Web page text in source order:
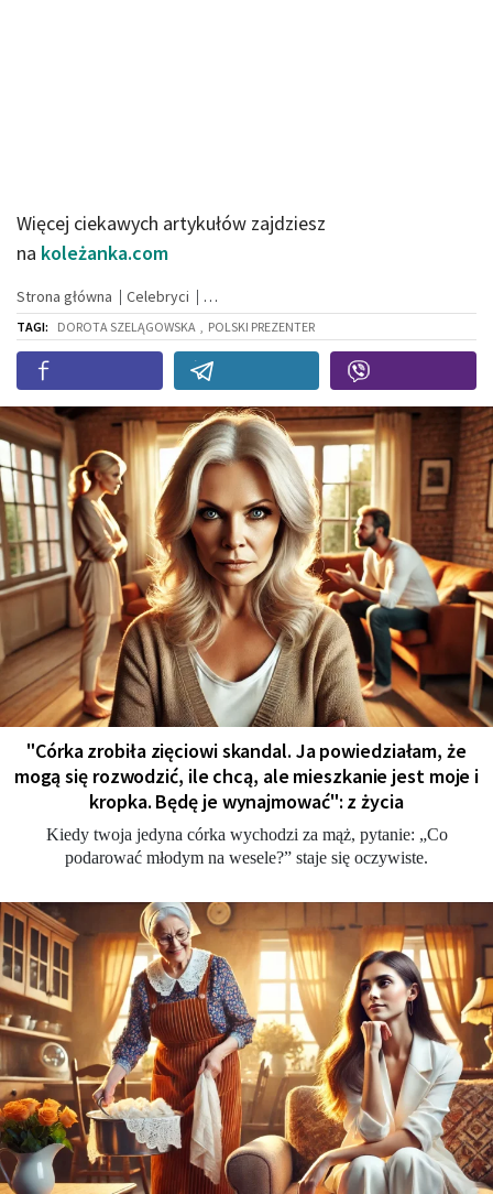
Więcej ciekawych artykułów zajdziesz
na koleżanka.com
Strona główna Celebryci
TAGI: DOROTA SZELĄGOWSKA POLSKI PREZENTER
"Córka zrobiła zięciowi skandal. Ja powiedziałam, że
mogą się rozwodzić, ile chcą, ale mieszkanie jest moje i
kropka. Będę je wynajmować": z życia
Kiedy twoja jedyna córka wychodzi za mąż, pytanie: „Co
podarować młodym na wesele?” staje się oczywiste.